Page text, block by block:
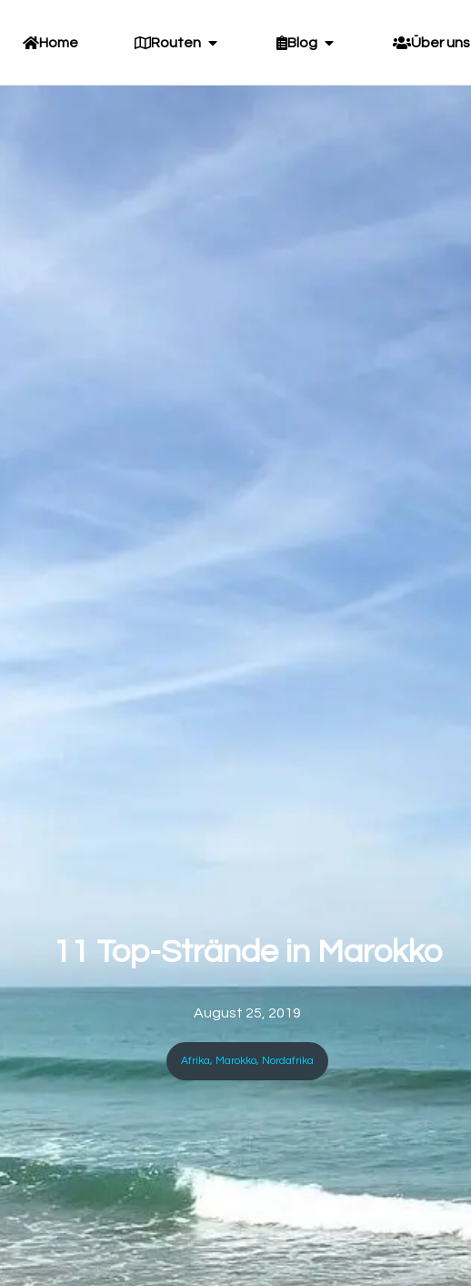
Home Routen Blog Über uns
11 Top-Strände in Marokko
August 25, 2019
Afrika, Marokko, Nordafrika